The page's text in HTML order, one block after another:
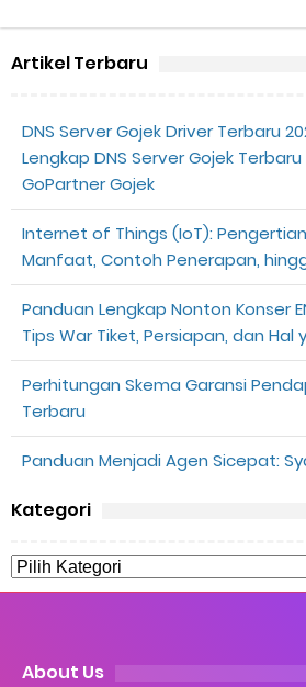
Artikel Terbaru
DNS Server Gojek Driver Terbaru
Lengkap DNS Server Gojek
GoPartner Gojek
Internet of Things (IoT):
Manfaat, Contoh Penerapan,
Panduan Lengkap Nonton Konser
Tips War Tiket, Persiapan, dan Hal
Perhitungan Skema Garansi
Terbaru
Panduan Menjadi Agen Sicepat:
Kategori
About Us